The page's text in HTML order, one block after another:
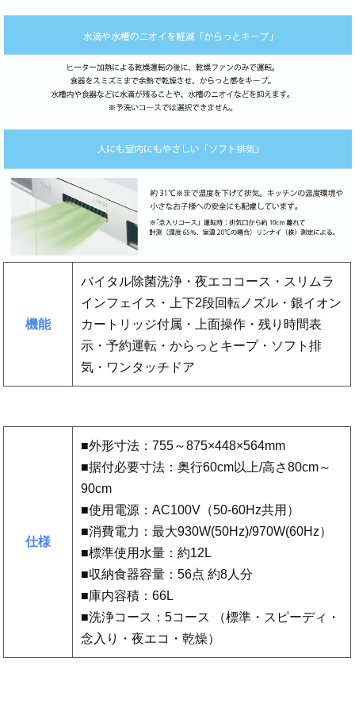
機能
バイタル除菌洗浄・夜エココース・スリムラ
インフェイス・上下2段回転ノズル・銀イオン
カートリッジ付属・上面操作・残り時間表
示・予約運転・からっとキープ・ソフト排
気・ワンタッチドア
仕様
■外形寸法：755～875×448×564mm
■据付必要寸法：奥行60cm以上/高さ80cm～
90cm
■使用電源：AC100V（50-60Hz共用）
■消費電力：最大930W(50Hz)/970W(60Hz）
■標準使用水量：約12L
■収納食器容量：56点 約8人分
■庫内容積：66L
■洗浄コース：5コース （標準・スピーディ・
念入り・夜エコ・乾燥）